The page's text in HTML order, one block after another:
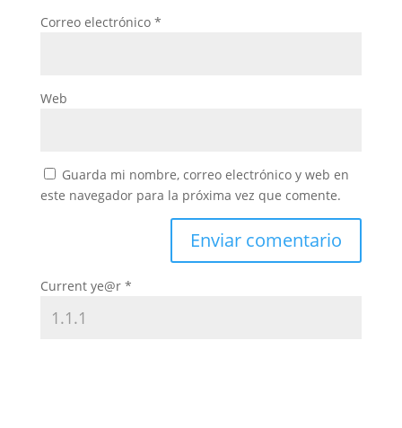
Correo electrónico *
Web
Guarda mi nombre, correo electrónico y web en
este navegador para la próxima vez que comente.
Current ye@r *